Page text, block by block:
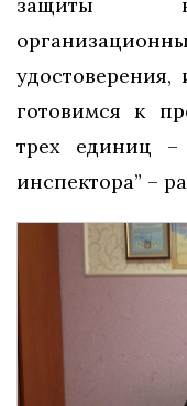
защиты
удостоверения,
готовимся к
трех единиц –
инспектора” –